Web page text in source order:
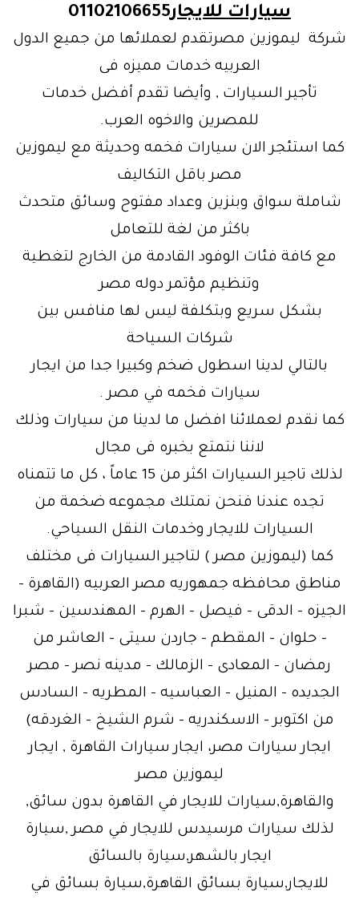
سيارات للايجار01102106655
شركة ليموزين مصرتقدم لعملائها من جميع الدول
العربيه خدمات مميزه فى
تأجير السيارات , وأيضا تقدم أفضل خدمات
للمصرين والاخوه العرب.
كما استئجر الان سيارات فخمه وحديثة مع ليموزين
مصر باقل التكاليف
شاملة سواق وبنزين وعداد مفتوح وسائق متحدث
باكثر من لغة للتعامل
مع كافة فئات الوفود القادمة من الخارج لتغطية
وتنظيم مؤتمر دوله مصر
بشكل سريع وبتكلفة ليس لها منافس بين
شركات السياحة
بالتالي لدينا اسطول ضخم وكبيرا جدا من ايجار
سيارات فخمه في مصر .
كما نقدم لعملائنا افضل ما لدينا من سيارات وذلك
لاننا نتمتع بخبره فى مجال
لذلك تاجير السيارات اكثر من 15 عاماً ، كل ما تتمناه
تجده عندنا فنحن نمتلك مجموعه ضخمة من
السيارات للايجار وخدمات النقل السياحي.
كما (ليموزين مصر ) لتاجير السيارات فى مختلف
مناطق محافظه جمهوريه مصر العربيه (القاهرة –
الجيزه – الدقى – فيصل – الهرم – المهندسين – شبرا
– حلوان – المقطم – جاردن سيتى – العاشر من
رمضان – المعادى – الزمالك – مدينه نصر – مصر
الجديده – المنيل – العباسيه – المطريه – السادس
من اكتوبر – الاسكندريه – شرم الشيخ – الغردقه)
ايجار سيارات مصر، ايجار سيارات القاهرة , ايجار
ليموزين مصر
والقاهرة,سيارات للايجار في القاهرة بدون سائق,
لذلك سيارات مرسيدس للايجار في مصر ,سيارة
ايجار بالشهر,سيارة بالسائق
للايجار,سيارة بسائق القاهرة,سيارة بسائق في